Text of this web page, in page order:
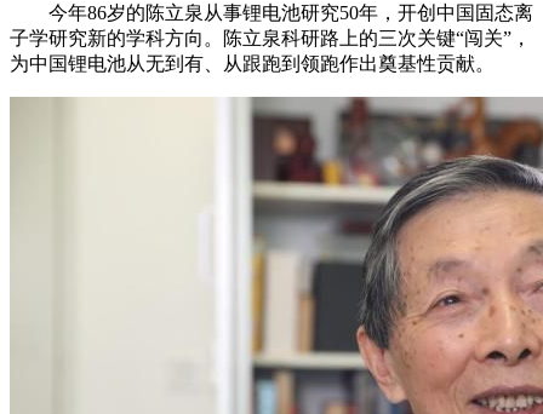
今年86岁的陈立泉从事锂电池研究50年，开创中国固态离
子学研究新的学科方向。陈立泉科研路上的三次关键“闯关”，
为中国锂电池从无到有、从跟跑到领跑作出奠基性贡献。